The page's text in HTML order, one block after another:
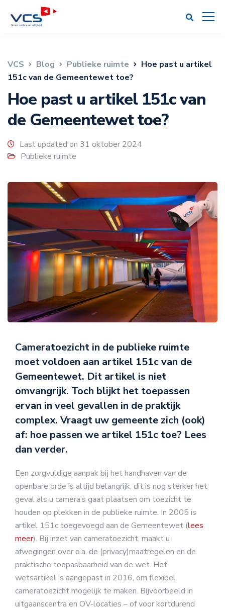
VCS Blog Publieke ruimte
Hoe past u artikel
151c van de Gemeentewet toe?
Hoe past u artikel 151c van
de Gemeentewet toe?
Last updated on 31 oktober 2024
Publieke ruimte
Cameratoezicht in de publieke ruimte
moet voldoen aan artikel 151c van de
Gemeentewet. Dit artikel is niet
omvangrijk. Toch blijkt het toepassen
ervan in veel gevallen in de praktijk
complex. Vraagt uw gemeente zich (ook)
af: hoe passen we artikel 151c toe? Lees
dan verder.
Een zorgvuldige aanpak bij het handhaven van de
openbare orde is altijd belangrijk, dit is nog sterker het
geval als u camera’s gaat plaatsen om toezicht te
houden op plekken in de publieke ruimte. In 2005 is
artikel 151c toegevoegd aan de Gemeentewet (lees
meer). Bij inzet van cameratoezicht, maakt u
afwegingen over o.a. de (privacy)maatregelen en de
praktische toepasbaarheid van de wet. Het
wetsartikel is aangepast in 2016, om flexibel
cameratoezicht mogelijk te maken. Bijvoorbeeld in
uitgaanscentra en OV-locaties – of voor kortdurend